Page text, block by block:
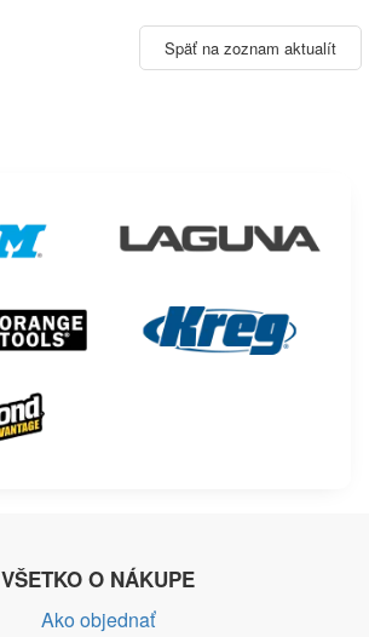
Späť na zoznam aktualít
VŠETKO O NÁKUPE
Ako objednať